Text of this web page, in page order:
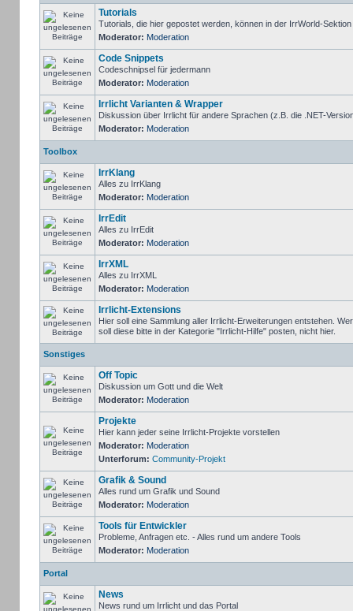
Tutorials
Tutorials, die hier gepostet werden, können in der IrrWorld-
Moderator: Moderation
Code Snippets
Codeschnipsel für jedermann
Moderator: Moderation
Irrlicht Varianten & Wrapper
Diskussion über Irrlicht für andere Sprachen (z.B. die .NET-
Moderator: Moderation
Toolbox
IrrKlang
Alles zu IrrKlang
Moderator: Moderation
IrrEdit
Alles zu IrrEdit
Moderator: Moderation
IrrXML
Alles zu IrrXML
Moderator: Moderation
Irrlicht-Extensions
Hier soll eine Sammlung aller Irrlicht-Erweiterungen entstehen.
soll diese bitte in der Kategorie "Irrlicht-Hilfe" posten, nicht hier.
Sonstiges
Off Topic
Diskussion um Gott und die Welt
Moderator: Moderation
Projekte
Hier kann jeder seine Irrlicht-Projekte vorstellen
Moderator: Moderation
Unterforum: Community-Projekt
Grafik & Sound
Alles rund um Grafik und Sound
Moderator: Moderation
Tools für Entwickler
Probleme, Anfragen etc. - Alles rund um andere Tools
Moderator: Moderation
Portal
News
News rund um Irrlicht und das Portal